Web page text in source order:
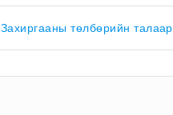
Захиргааны төлбөрийн талаар